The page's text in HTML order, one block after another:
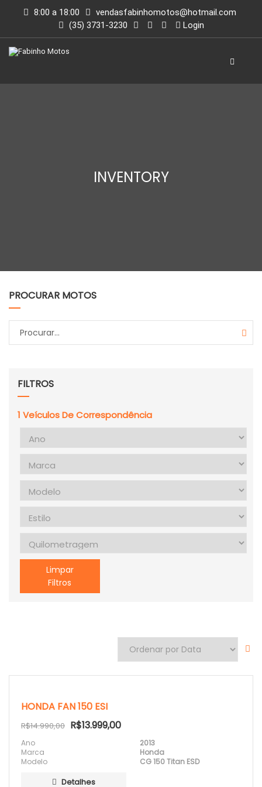
8:00 a 18:00
vendasfabinhomotos@hotmail.com
(35) 3731-3230
Login
INVENTORY
PROCURAR MOTOS
FILTROS
1 Veículos De Correspondência
Limpar
Filtros
HONDA FAN 150 ESI
R$14.990,00 R$13.999,00
Ano
2013
Marca
Honda
Modelo
CG 150 Titan ESD
Detalhes